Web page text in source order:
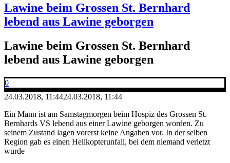
Lawine beim Grossen St. Bernhard
lebend aus Lawine geborgen
Lawine beim Grossen St. Bernhard
lebend aus Lawine geborgen
0
24.03.2018, 11:4424.03.2018, 11:44
Ein Mann ist am Samstagmorgen beim Hospiz des Grossen St.
Bernhards VS lebend aus einer Lawine geborgen worden. Zu
seinem Zustand lagen vorerst keine Angaben vor. In der selben
Region gab es einen Helikopterunfall, bei dem niemand verletzt
wurde